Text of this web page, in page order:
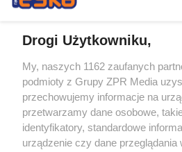
Żaden utwór zamieszczony w serwisie nie
rozpowszechniany lub dalej
tym także elektroniczny lub mechaniczny)
eksploatacji w jakiejkolwiek formie,
Internecie bez pisemnej zgody właściciela
wykorzystanie utworów w całości lub w
tzn. bez właściwej zgody, jest zabronione
Drogi Użytkowniku,
My, naszych 1162 zaufanych
podmioty z Grupy ZPR Media
przechowujemy informacje na
przetwarzamy dane osobowe,
identyfikatory, standardowe
urządzenie czy dane przeglądania